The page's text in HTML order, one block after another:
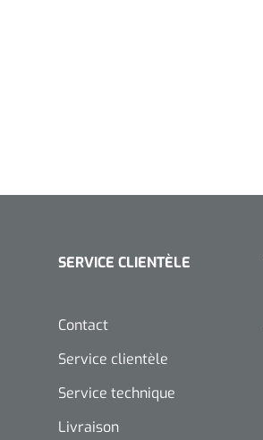
SERVICE CLIENTÈLE
Contact
Service clientèle
Service technique
Livraison